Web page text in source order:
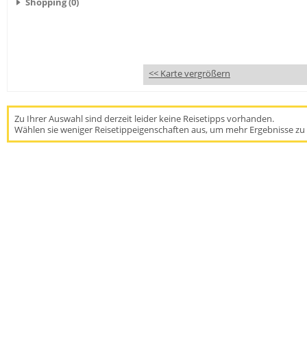
<< Karte vergrößern
Zu Ihrer Auswahl sind derzeit leider keine Reisetipps vorhanden.
Wählen sie weniger Reisetippeigenschaften aus, um mehr Ergebnisse